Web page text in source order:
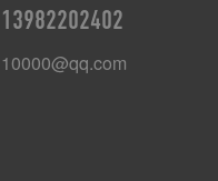
13982202402
10000@qq.com